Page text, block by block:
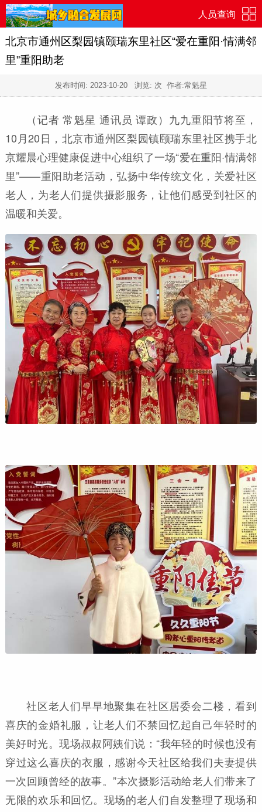
人员查询
北京市通州区梨园镇颐瑞东里社区“爱在重阳·情满邻
里”重阳助老
发布时间: 2023-10-20 浏览: 次 作者:常魁星
（记者 常魁星 通讯员 谭政）九九重阳节将至，
10月20日，北京市通州区梨园镇颐瑞东里社区携手北
京耀晨心理健康促进中心组织了一场“爱在重阳·情满邻
里”——重阳助老活动，弘扬中华传统文化，关爱社区
老人，为老人们提供摄影服务，让他们感受到社区的
温暖和关爱。
社区老人们早早地聚集在社区居委会二楼，看到
喜庆的金婚礼服，让老人们不禁回忆起自己年轻时的
美好时光。现场叔叔阿姨们说：“我年轻的时候也没有
穿过这么喜庆的衣服，感谢今天社区给我们夫妻提供
一次回顾曾经的故事。”本次摄影活动给老人们带来了
无限的欢乐和回忆。现场的老人们自发整理了现场和